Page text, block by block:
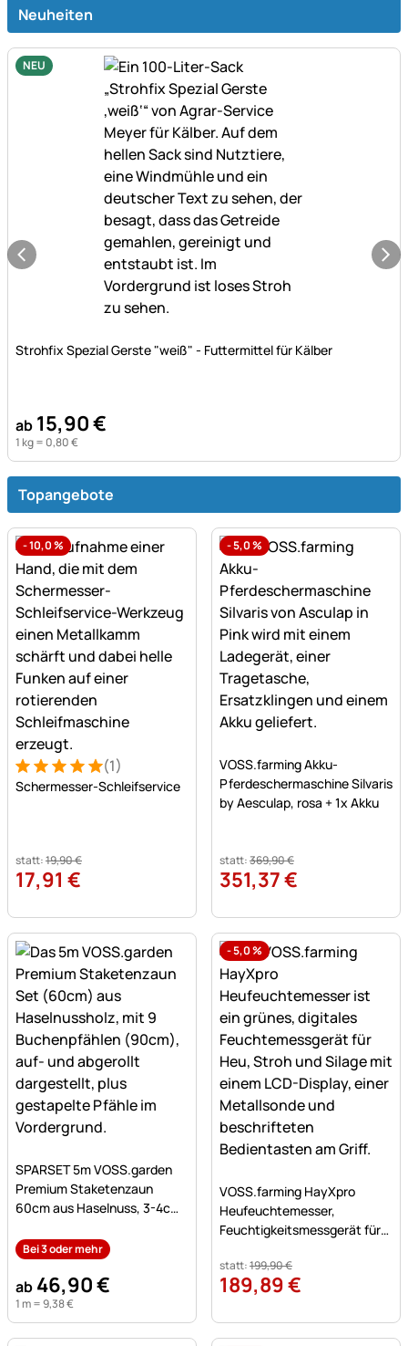
Neuheiten
NEU
Strohfix Spezial Gerste "weiß" - Futtermittel für Kälber
ab 15,90€
1 kg = 0,80€
Topangebote
-10,0%
Bewertung: 5 von 5 (1 Bewertungen)
1 Bewertung (1)
Schermesser-Schleifservice
statt:19,90€
17,91 €
-5,0%
VOSS.farming Akku-
Pferdeschermaschine Silvaris
by Aesculap, rosa + 1x Akku
statt:369,90€
351,37€
Noch keine Bewertungen abgegeben
SPARSET 5m VOSS.garden
Premium Staketenzaun
60cm aus Haselnuss, 3-4cm,
Bei 3 oder mehr
ab 46,90€
1 m =9,38€
-5,0%
VOSS.farming HayXpro
Heufeuchtemesser,
Feuchtigkeitsmessgerät für
statt:199,90€
189,89€